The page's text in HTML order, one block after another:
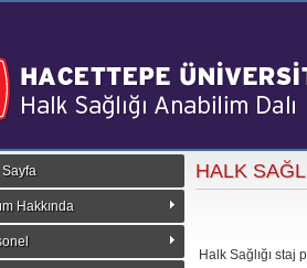
Hakkında
HALK
Halk Sağlığı staj